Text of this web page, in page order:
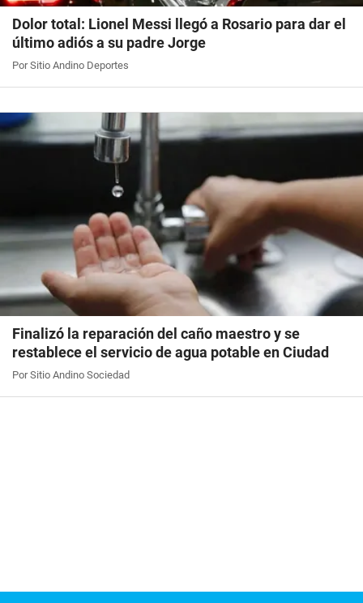
Dolor total: Lionel Messi llegó a Rosario para dar el
último adiós a su padre Jorge
Por Sitio Andino Deportes
Finalizó la reparación del caño maestro y se
restablece el servicio de agua potable en Ciudad
Por Sitio Andino Sociedad